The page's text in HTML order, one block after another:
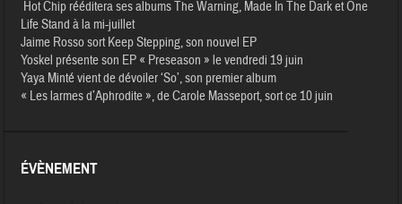
Hot Chip rééditera ses albums The Warning, Made In The Dark et One
Life Stand à la mi-juillet
Jaime Rosso sort Keep Stepping, son nouvel EP
Yoskel présente son EP « Preseason » le vendredi 19 juin
Yaya Minté vient de dévoiler ‘So’, son premier album
« Les larmes d’Aphrodite », de Carole Masseport, sort ce 10 juin
ÉVÈNEMENT